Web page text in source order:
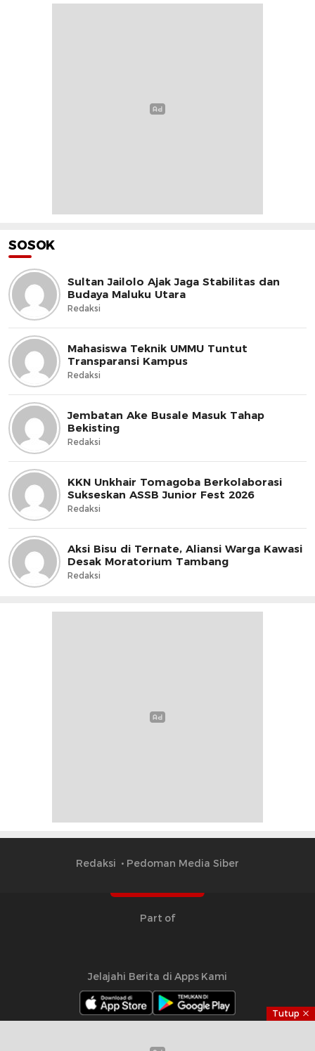
SOSOK
Sultan Jailolo Ajak Jaga Stabilitas dan
Budaya Maluku Utara
Redaksi
Mahasiswa Teknik UMMU Tuntut
Transparansi Kampus
Redaksi
Jembatan Ake Busale Masuk Tahap
Bekisting
Redaksi
KKN Unkhair Tomagoba Berkolaborasi
Sukseskan ASSB Junior Fest 2026
Redaksi
Aksi Bisu di Ternate, Aliansi Warga Kawasi
Desak Moratorium Tambang
Redaksi
Redaksi Pedoman Media Siber
Part of
Jelajahi Berita di Apps Kami
Copyright © 2024 Timesmalut.com. All rights reserved.
Tutup